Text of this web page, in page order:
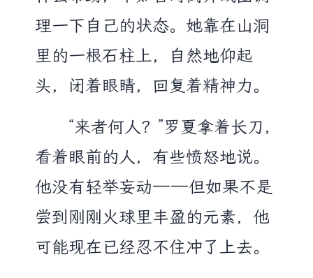
理一下自己的状态。她靠在山洞
里的一根石柱上，自然地仰起
头，闭着眼睛，回复着精神力。
“来者何人？”罗夏拿着长刀，
看着眼前的人，有些愤怒地说。
他没有轻举妄动——但如果不是
尝到刚刚火球里丰盈的元素，他
可能现在已经忍不住冲了上去。